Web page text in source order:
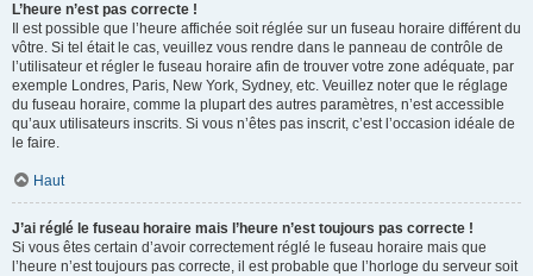
L’heure n’est pas correcte !
Il est possible que l’heure affichée soit réglée sur un fuseau horaire différent du
vôtre. Si tel était le cas, veuillez vous rendre dans le panneau de contrôle de
l’utilisateur et régler le fuseau horaire afin de trouver votre zone adéquate, par
exemple Londres, Paris, New York, Sydney, etc. Veuillez noter que le réglage
du fuseau horaire, comme la plupart des autres paramètres, n’est accessible
qu’aux utilisateurs inscrits. Si vous n’êtes pas inscrit, c’est l’occasion idéale de
le faire.
Haut
J’ai réglé le fuseau horaire mais l’heure n’est toujours pas correcte !
Si vous êtes certain d’avoir correctement réglé le fuseau horaire mais que
l’heure n’est toujours pas correcte, il est probable que l’horloge du serveur soit